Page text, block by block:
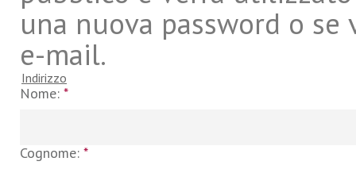
una nuova password o
e-mail.
Indirizzo
Nome: *
Cognome: *